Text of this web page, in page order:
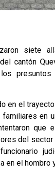
siete
cantón
presuntos
en el
en
que
del
en el hombro